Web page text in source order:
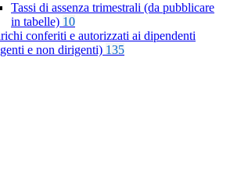
Tassi di assenza trimestrali (da pubblicare
in tabelle) 10
conferiti e autorizzati ai dipendenti
e non dirigenti) 135